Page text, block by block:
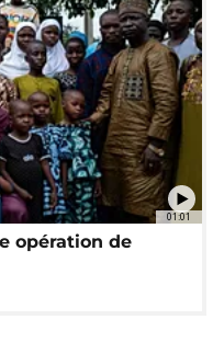
01:01
opération de